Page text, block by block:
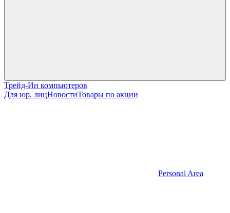
Трейд-Ин компьютеров
Для юр. лицНовостиТовары по акции
Personal Area